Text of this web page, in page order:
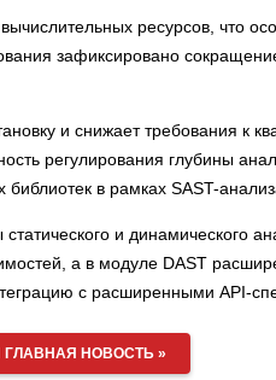
ресурсов, что
зафиксировано
и снижает требования к
регулирования глубины
в рамках SAST-
и динамического
а в модуле DAST
с расширенными API-
НОВОСТЬ »